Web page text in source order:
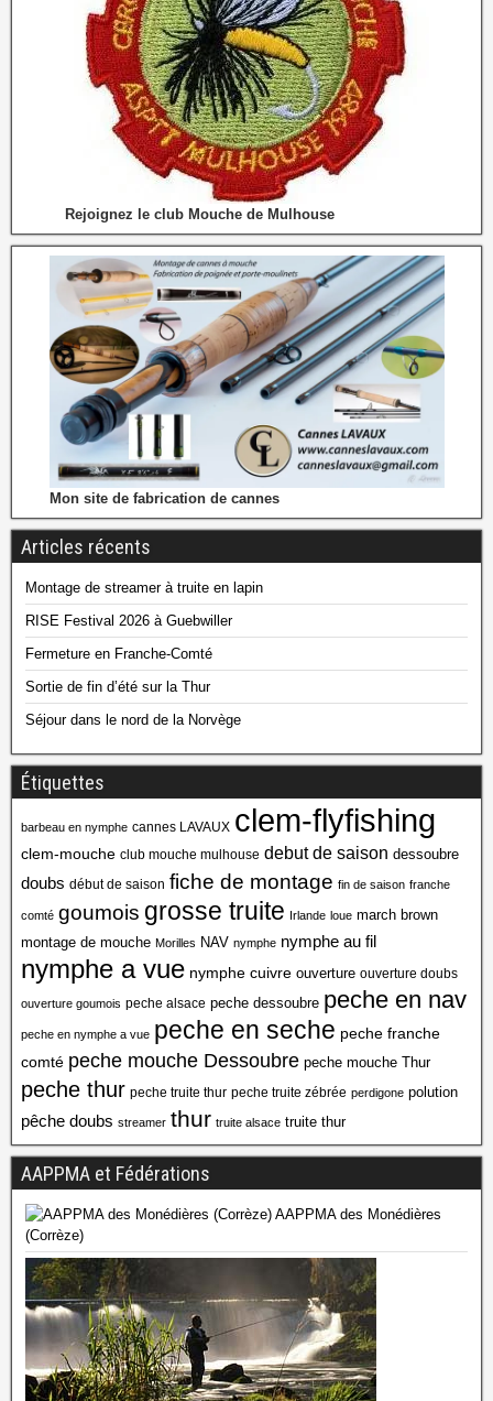
Rejoignez le club Mouche de Mulhouse
Mon site de fabrication de cannes
Articles récents
Montage de streamer à truite en lapin
RISE Festival 2026 à Guebwiller
Fermeture en Franche-Comté
Sortie de fin d’été sur la Thur
Séjour dans le nord de la Norvège
Étiquettes
barbeau en nymphe cannes LAVAUX clem-flyfishing
clem-mouche club mouche mulhouse debut de saison dessoubre
doubs début de saison fiche de montage fin de saison franche
comté goumois grosse truite Irlande loue march brown
montage de mouche Morilles NAV nymphe nymphe au fil
nymphe a vue nymphe cuivre ouverture ouverture doubs
ouverture goumois peche alsace peche dessoubre peche en nav
peche en nymphe a vue peche en seche peche franche
comté peche mouche Dessoubre peche mouche Thur
peche thur peche truite thur peche truite zébrée perdigone polution
pêche doubs streamer thur truite alsace truite thur
AAPPMA et Fédérations
AAPPMA des Monédières
(Corrèze)